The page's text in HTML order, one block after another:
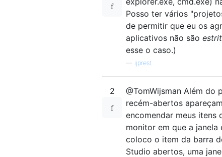
Posso ter vários
de permitir que eu os
aplicativos não são
esse o caso.)
ijprest
2
@TomWijsman Além
recém-abertos
encomendar meus itens
monitor em que a janela
coloco o item da barra
Studio abertos, uma